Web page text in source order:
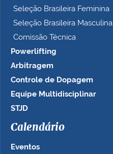
Seleção Brasileira Feminina
Seleção Brasileira Masculina
Comissão Técnica
Powerlifting
Arbitragem
Controle de Dopagem
Equipe Multidisciplinar
STJD
Calendário
Eventos